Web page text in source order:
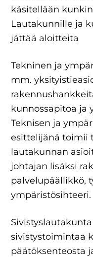
käsitellään
Lautakunnille ja
jättää aloitteita
Tekninen ja
mm.
kunnossapitoa ja
Teknisen ja
esittelijänä toimii
lautakunnan
johtajan lisäksi
palvelupäällikkö,
ympäristösihteeri.
sivistystoimintaa
päätöksenteosta